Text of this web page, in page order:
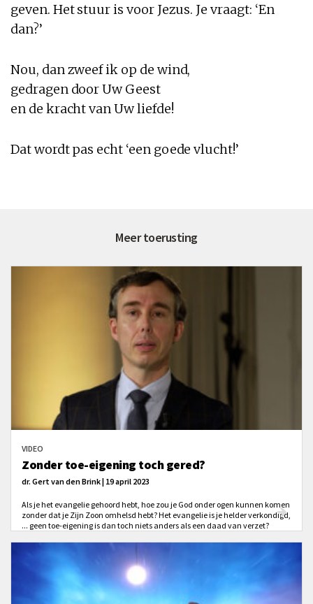
geven. Het stuur is voor Jezus. Je vraagt: ‘En
dan?’
Nou, dan zweef ik op de wind,
gedragen door Uw Geest
en de kracht van Uw liefde!
Dat wordt pas echt ‘een goede vlucht!’
Meer toerusting
VIDEO
Zonder toe-eigening toch gered?
dr. Gert van den Brink | 19 april 2023
Als je het evangelie gehoord hebt, hoe zou je God onder ogen kunnen komen
zonder dat je Zijn Zoon omhelsd hebt? Het evangelie is je helder verkondigd,
... geen toe-eigening is dan toch niets anders als een daad van verzet?